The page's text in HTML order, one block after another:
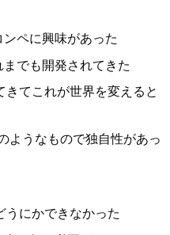
ペに興味があった
でも開発されてきた
てこれが世界を変えると
ようなもので独自性があっ
にかできなかった